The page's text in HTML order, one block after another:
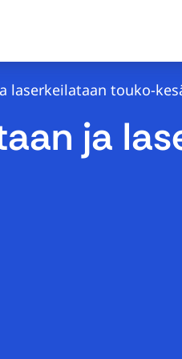
laserkeilataan touko-
ja